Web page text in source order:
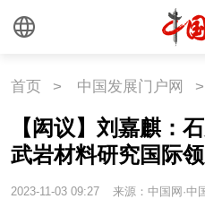
首页 > 中国发展门户网 >
【闳议】刘嘉麒：
武岩材料研究国际
2023-11-03 09:27 来源：中国网·中